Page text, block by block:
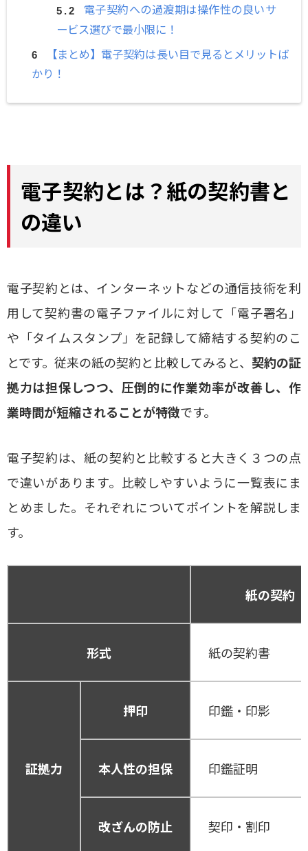
電子契約への過渡期は操作性の良いサ
ービス選びで最小限に！
【まとめ】電子契約は長い目で見るとメリットば
かり！
電子契約とは？紙の契約書と
の違い
電子契約とは、インターネットなどの通信技術を利
用して契約書の電子ファイルに対して「電子署名」
や「タイムスタンプ」を記録して締結する契約のこ
とです。従来の紙の契約と比較してみると、 契約の証
拠力は担保しつつ、圧倒的に作業効率が改善し、作
業時間が短縮されることが特徴です。
電子契約は、紙の契約と比較すると大きく３つの点
で違いがあります。比較しやすいように一覧表にま
とめました。それぞれについてポイントを解説しま
す。
紙の契約
形式 紙の契約書
証拠力
押印 印鑑・印影
本人性の担保 印鑑証明
改ざんの防止 契印・割印